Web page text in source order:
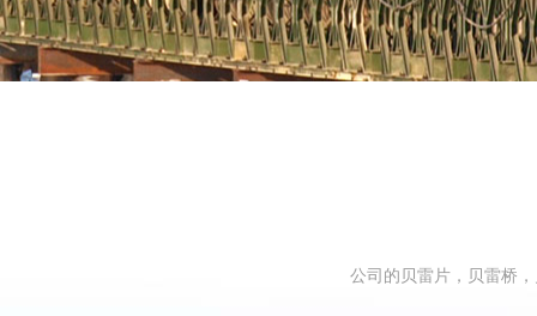
公司的贝雷片，贝雷桥